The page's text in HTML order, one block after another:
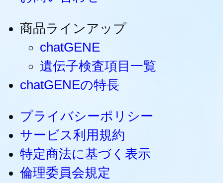
商品ラインアップ
chatGENE
遺伝子検査項目一覧
chatGENEの特長
プライバシーポリシー
サービス利用規約
特定商法に基づく表示
倫理委員会規定